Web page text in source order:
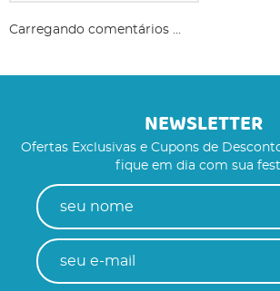
Carregando comentários ...
NEWSLETTER
Ofertas Exclusivas e Cupons de
fique em dia com sua